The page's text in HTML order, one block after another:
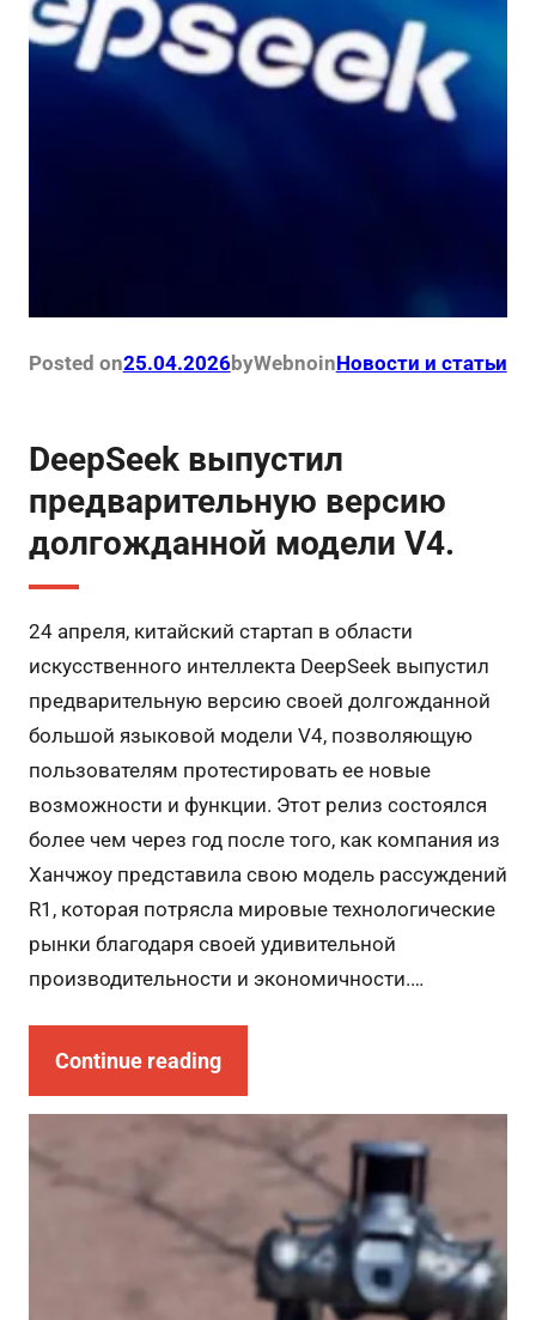
Posted on25.04.2026byWebnoinНовости и статьи
DeepSeek выпустил
предварительную версию
долгожданной модели V4.
24 апреля, китайский стартап в области
искусственного интеллекта DeepSeek выпустил
предварительную версию своей долгожданной
большой языковой модели V4, позволяющую
пользователям протестировать ее новые
возможности и функции. Этот релиз состоялся
более чем через год после того, как компания из
Ханчжоу представила свою модель рассуждений
R1, которая потрясла мировые технологические
рынки благодаря своей удивительной
производительности и экономичности.…
Continue reading